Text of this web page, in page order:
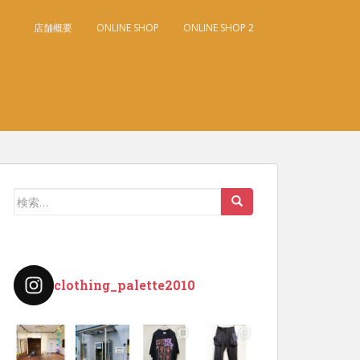
店舗概要 ONLINE SHOP ONLINE SHOP 2
検
clothing_palette2010